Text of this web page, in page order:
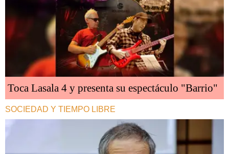
Toca Lasala 4 y presenta su espectáculo "Barrio"
SOCIEDAD Y TIEMPO LIBRE